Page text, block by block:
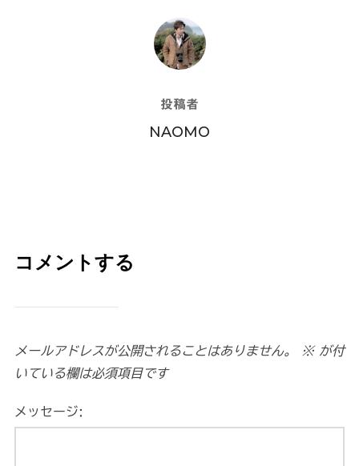
投稿者
投稿者
NAOMO
コメントする
メールアドレスが公開されることはありません。 ※が付
いている欄は必須項目です
メッセージ: